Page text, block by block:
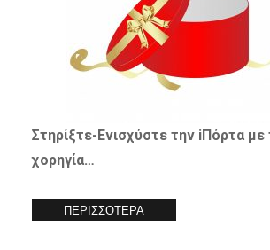
Στηρίξτε-Ενισχύστετην iΠόρτα με
χορηγία…
ΠΕΡΙΣΣΟΤΕΡΑ